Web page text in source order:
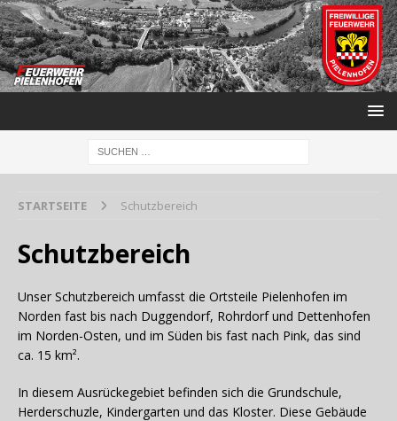
STARTSEITE Schutzbereich
Schutzbereich
Unser Schutzbereich umfasst die Ortsteile Pielenhofen im
Norden fast bis nach Duggendorf, Rohrdorf und Dettenhofen
im Norden-Osten, und im Süden bis fast nach Pink, das sind
ca. 15 km².
In diesem Ausrückegebiet befinden sich die Grundschule,
Herderschuzle, Kindergarten und das Kloster. Diese Gebäude